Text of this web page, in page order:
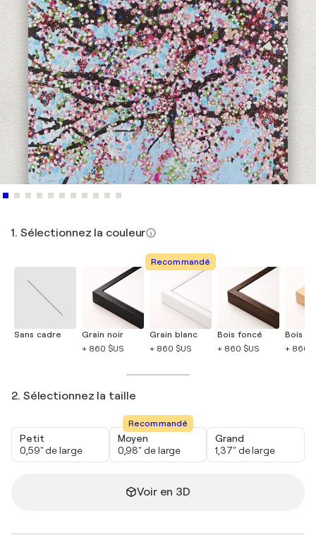
1. Sélectionnez la couleur
Sans cadre
Grain noir
+ 860 $US
Recommandé
Grain blanc
+ 860 $US
Bois foncé
+ 860 $US
Bois
+ 860
2. Sélectionnez la taille
Petit
0,59" de large
Recommandé
Moyen
0,98" de large
Grand
1,37" de large
Voir en 3D